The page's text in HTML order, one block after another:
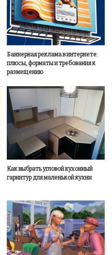
Баннерная реклама в интернете:
плюсы, форматы и требования к
размещению
Как выбрать угловой кухонный
гарнитур для маленькой кухни